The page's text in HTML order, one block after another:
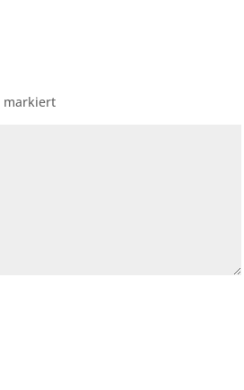
markiert